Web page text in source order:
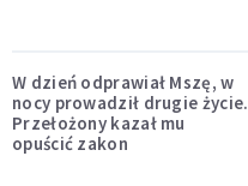
W dzień odprawiał Mszę, w
nocy prowadził drugie życie.
Przełożony kazał mu
opuścić zakon